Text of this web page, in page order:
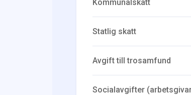
Kommunalskatt
Statlig skatt
Avgift till trosamfund
Socialavgifter